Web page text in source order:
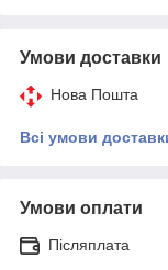
Умови доставки
Нова Пошта
Всі умови
Умови оплати
Післяплата